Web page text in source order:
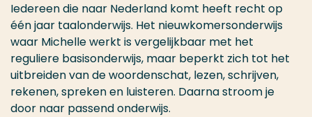
Iedereen die naar Nederland komt heeft recht op
één jaar taalonderwijs. Het nieuwkomersonderwijs
waar Michelle werkt is vergelijkbaar met het
reguliere basisonderwijs, maar beperkt zich tot het
uitbreiden van de woordenschat, lezen, schrijven,
rekenen, spreken en luisteren. Daarna stroom je
door naar passend onderwijs.